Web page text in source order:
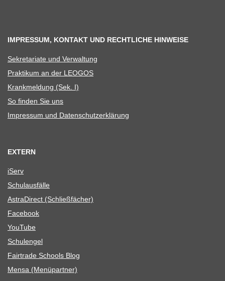
IMPRESSUM, KONTAKT UND RECHTLICHE HINWEISE
Sekre­ta­riate und Verwaltung
Prak­ti­kum an der LEOGOS
Krank­mel­dung (Sek. I)
So fin­den Sie uns
Impres­sum und Datenschutzerklärung
EXTERN
iServ
Schul­aus­fälle
Astra­Di­rect (Schließ­fä­cher)
Face­book
You­Tube
Schul­en­gel
Fair­trade Schools Blog
Mensa (Menü­part­ner)